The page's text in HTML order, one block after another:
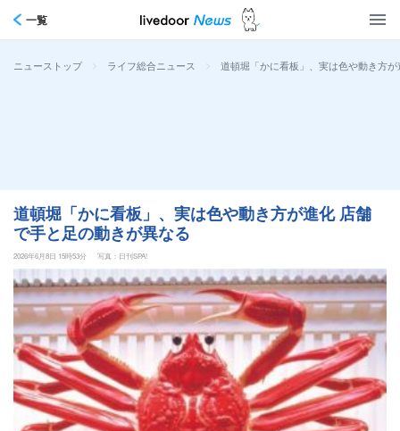
一覧
ニューストップ > ライフ総合ニュース > 道頓堀「かに看板」、実は色や動き方
道頓堀「かに看板」、実は色や動き方が進化 店舗
で手と足の動きが異なる
2026年6月8日 15時53分 写真：日刊SPA!